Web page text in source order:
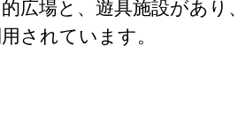
広場と、遊具施設があり、
されています。